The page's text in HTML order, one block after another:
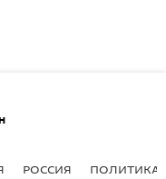
РОССИЯ ПОЛИТИКА